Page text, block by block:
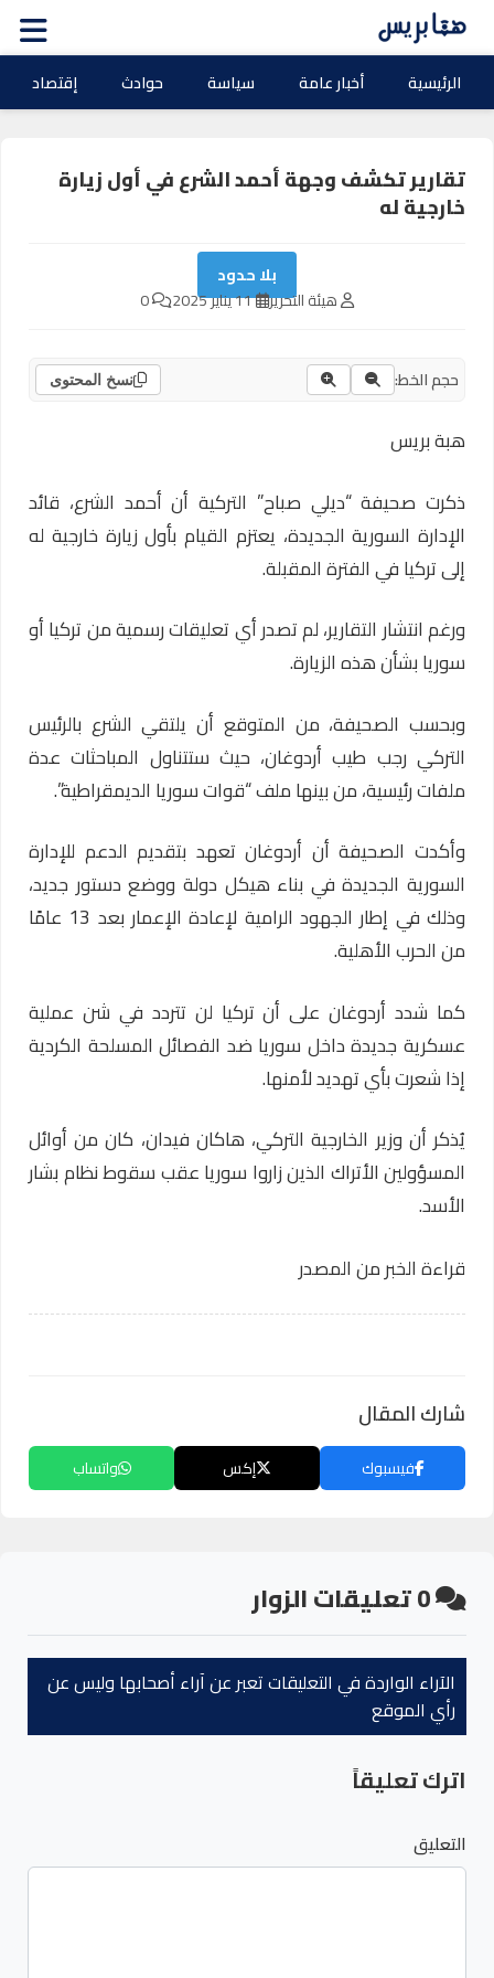
الرئيسية أخبار عامة سياسة حوادث إقتصاد
تقارير تكشف وجهة أحمد الشرع في أول زيارة
خارجية له
بلا حدود
هيئة التحرير 11 يناير 2025
حجم الخط: نسخ المحتوى
هبة بريس
ذكرت صحيفة “ديلي صباح” التركية أن أحمد الشرع، قائد
الإدارة السورية الجديدة، يعتزم القيام بأول زيارة خارجية له
إلى تركيا في الفترة المقبلة.
ورغم انتشار التقارير، لم تصدر أي تعليقات رسمية من تركيا أو
سوريا بشأن هذه الزيارة.
وبحسب الصحيفة، من المتوقع أن يلتقي الشرع بالرئيس
التركي رجب طيب أردوغان، حيث ستتناول المباحثات عدة
ملفات رئيسية، من بينها ملف “قوات سوريا الديمقراطية”.
وأكدت الصحيفة أن أردوغان تعهد بتقديم الدعم للإدارة
السورية الجديدة في بناء هيكل دولة ووضع دستور جديد،
وذلك في إطار الجهود الرامية لإعادة الإعمار بعد 13 عامًا
من الحرب الأهلية.
كما شدد أردوغان على أن تركيا لن تتردد في شن عملية
عسكرية جديدة داخل سوريا ضد الفصائل المسلحة الكردية
إذا شعرت بأي تهديد لأمنها.
يُذكر أن وزير الخارجية التركي، هاكان فيدان، كان من أوائل
المسؤولين الأتراك الذين زاروا سوريا عقب سقوط نظام بشار
الأسد.
قراءة الخبر من المصدر
شارك المقال
فيسبوك إكس واتساب
0تعليقات الزوار
الآراء الواردة في التعليقات تعبر عن آراء أصحابها وليس عن
رأي الموقع
اترك تعليقاً
التعليق